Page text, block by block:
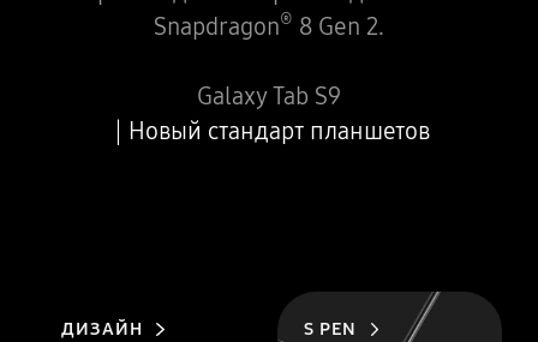
Snapdragon® 8 Gen 2.
Galaxy Tab S9
Новый стандарт планшетов
ДИЗАЙН S PEN